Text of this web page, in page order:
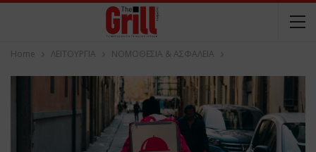
Home ΛΕΙΤΟΥΡΓΙΑ ΝΟΜΟΘΕΣΙΑ & ΑΣΦΑΛΕΙΑ